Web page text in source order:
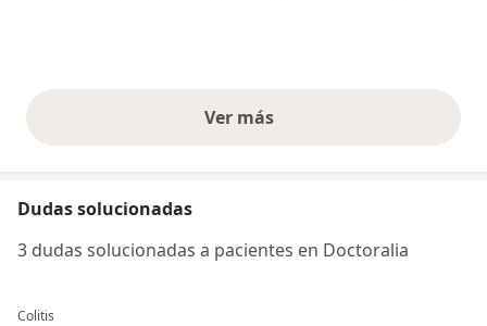
Ver másopiniones anteriores
Dudas solucionadas
3 dudas solucionadas a pacientes en Doctoralia
Colitis